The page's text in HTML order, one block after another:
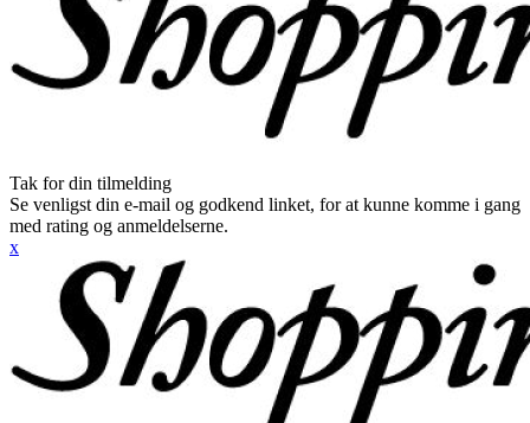
Tak for din tilmelding
Se venligst din e-mail og godkend linket, for at kunne komme i gang
med rating og anmeldelserne.
x